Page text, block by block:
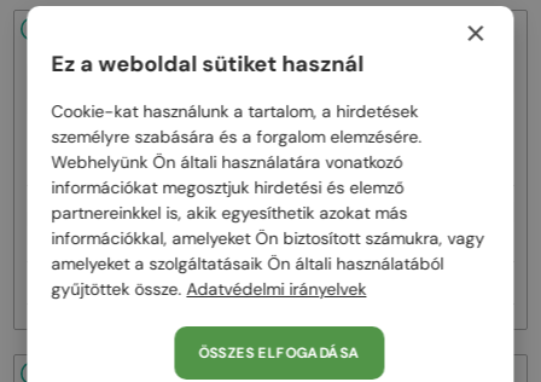
Balenciaga—Napszemüvegek
BB0324SK - 007 - 55
71 000 Ft 95 000 Ft
Balenciaga —Napszemüvegek
BB0294SK - 003 - 55
69 000 Ft
-25%
×
Ez a weboldal sütiket használ
Cookie-kat használunk a tartalom, a hirdetések
személyre szabására és a forgalom elemzésére.
Webhelyünk Ön általi használatára vonatkozó
információkat megosztjuk hirdetési és elemző
partnereinkkel is, akik egyesíthetik azokat más
információkkal, amelyeket Ön biztosított számukra, vagy
amelyeket a szolgáltatásaik Ön általi használatából
gyűjtöttek össze.Adatvédelmi irányelvek
ÖSSZES ELFOGADÁSA